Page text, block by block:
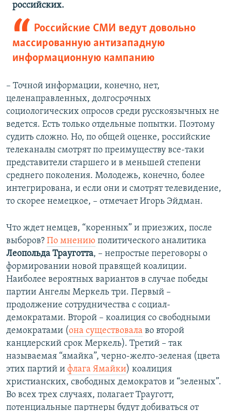
российских.
Российские СМИ ведут довольно
массированную антизападную
информационную кампанию
– Точной информации, конечно, нет,
целенаправленных, долгосрочных
социологических опросов среди русскоязычных не
ведется. Есть только отдельные попытки. Поэтому
судить сложно. Но, по общей оценке, российские
телеканалы смотрят по преимуществу все-таки
представители старшего и в меньшей степени
среднего поколения. Молодежь, конечно, более
интегрирована, и если они и смотрят телевидение,
то скорее немецкое, – отмечает Игорь Эйдман.
Что ждет немцев, “коренных” и приезжих, после
выборов? По мнению политического аналитика
Леопольда Трауготта, – непростые переговоры о
формировании новой правящей коалиции.
Наиболее вероятных вариантов в случае победы
партии Ангелы Меркель три. Первый –
продолжение сотрудничества с социал-
демократами. Второй – коалиция со свободными
демократами (она существовала во второй
канцлерский срок Меркель). Третий – так
называемая “ямайка”, черно-желто-зеленая (цвета
этих партий и флага Ямайки) коалиция
христианских, свободных демократов и “зеленых”.
Во всех трех случаях, полагает Трауготт,
потенциальные партнеры будут добиваться от